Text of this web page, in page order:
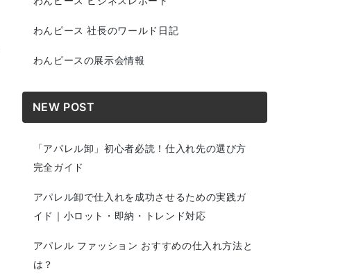
わんピース 社長のワールド日記
わんピースの展示会情報
NEW POST
「アパレル卸」初心者必読！仕入れ先の選び方
完全ガイド
アパレル卸で仕入れを成功させるための実践ガ
イド｜小ロット・即納・トレンド対応
アパレル ファッション おすすめの仕入れ方法と
は？